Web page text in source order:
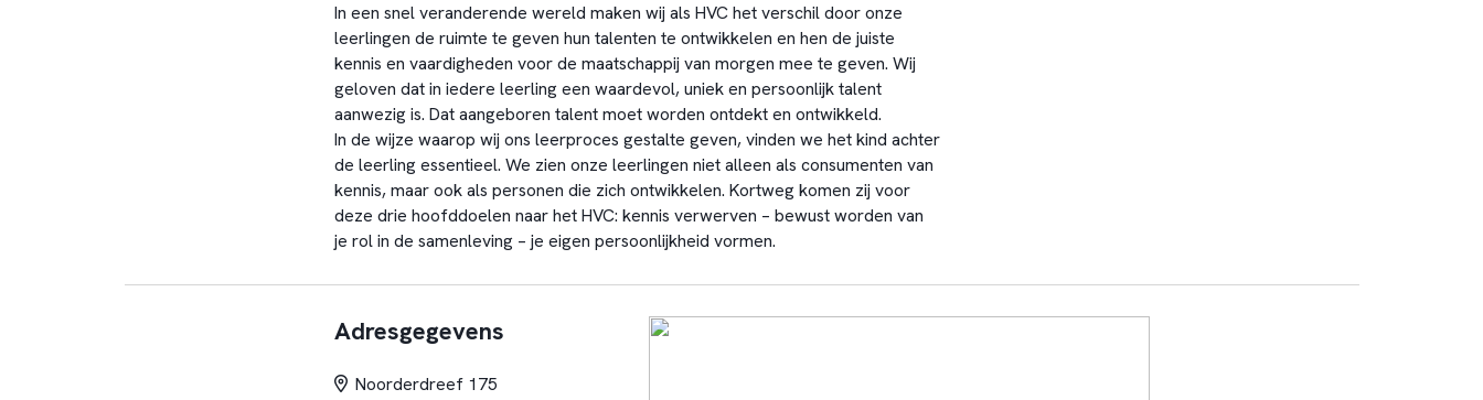
In een snel veranderende wereld maken wij als HVC het verschil door onze
leerlingen de ruimte te geven hun talenten te ontwikkelen en hen de juiste
kennis en vaardigheden voor de maatschappij van morgen mee te geven. Wij
geloven dat in iedere leerling een waardevol, uniek en persoonlijk talent
aanwezig is. Dat aangeboren talent moet worden ontdekt en ontwikkeld.
In de wijze waarop wij ons leerproces gestalte geven, vinden we het kind achter
de leerling essentieel. We zien onze leerlingen niet alleen als consumenten van
kennis, maar ook als personen die zich ontwikkelen. Kortweg komen zij voor
deze drie hoofddoelen naar het HVC: kennis verwerven – bewust worden van
je rol in de samenleving – je eigen persoonlijkheid vormen.
Adresgegevens
Noorderdreef 175